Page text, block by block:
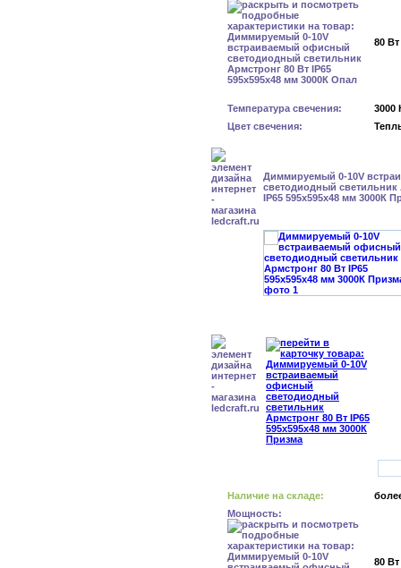
80 Вт
Температура свечения:
3000
Цвет свечения:
Диммируемый 0-10V
светодиодный светильник
IP65 595x595x48 мм 3000К
Наличие на складе:
Мощность:
80 Вт